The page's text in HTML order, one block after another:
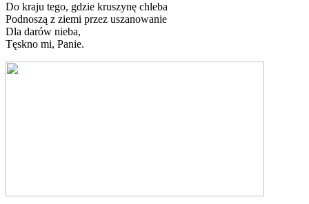
Do kraju tego, gdzie kruszynę chleba
Podnoszą z ziemi przez uszanowanie
Dla darów nieba,
Tęskno mi, Panie.